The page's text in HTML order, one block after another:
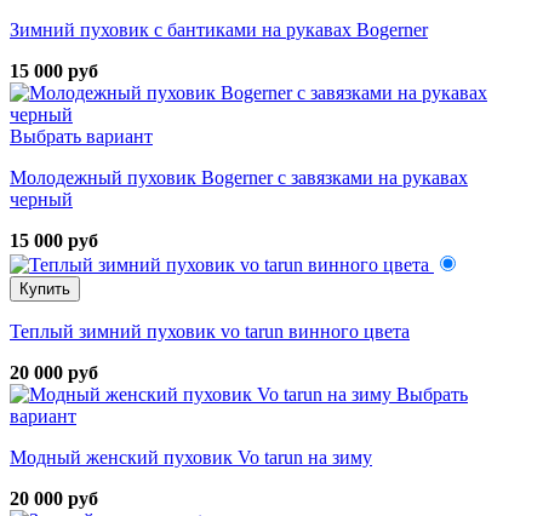
Зимний пуховик с бантиками на рукавах Bogerner
15 000 руб
Выбрать вариант
Молодежный пуховик Bogerner с завязками на рукавах
черный
15 000 руб
Купить
Теплый зимний пуховик vo tarun винного цвета
20 000 руб
Выбрать
вариант
Модный женский пуховик Vo tarun на зиму
20 000 руб